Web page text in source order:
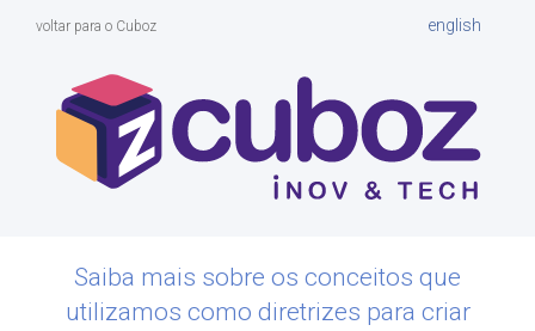
voltar para o Cuboz english
Saiba mais sobre os conceitos que
utilizamos como diretrizes para criar